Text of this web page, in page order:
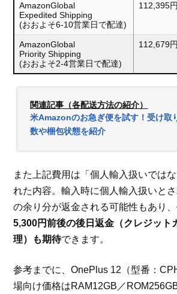
AmazonGlobal
Expedited Shipping
(おおよそ6-10営業日で配達)
112,395円
AmazonGlobal
Priority Shipping
(おおよそ2-4営業日で配達)
112,679円
関連記事（各配送方法の紹介）
米Amazonのお急ぎ便を試す！受け取
数や梱包状態を紹介
また上記費用は「個人輸入扱いでは
れた内容。輸入時に個人輸入扱いと
の余り分が返金される可能性もあり、
5,300円前後の後日返金（クレジット
理）も期待できます。
参考までに、OnePlus 12（型番：
場向け価格はRAM12GB／